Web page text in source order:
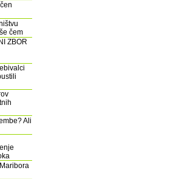
čem
ZBOR
Ali